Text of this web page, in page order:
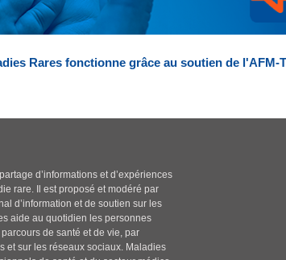
Rares fonctionne grâce au soutien de l'AFM-
d’informations et d’expériences
rare. Il est proposé et modéré par
d’information et de soutien sur les
aide au quotidien les personnes
de santé et de vie, par
et sur les réseaux sociaux. Maladies